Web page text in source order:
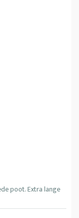
poot. Extra lange